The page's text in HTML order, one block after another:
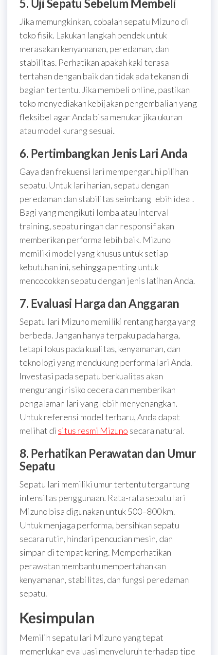
5. Uji Sepatu Sebelum Membeli
Jika memungkinkan, cobalah sepatu Mizuno di
toko fisik. Lakukan langkah pendek untuk
merasakan kenyamanan, peredaman, dan
stabilitas. Perhatikan apakah kaki terasa
tertahan dengan baik dan tidak ada tekanan di
bagian tertentu. Jika membeli online, pastikan
toko menyediakan kebijakan pengembalian yang
fleksibel agar Anda bisa menukar jika ukuran
atau model kurang sesuai.
6. Pertimbangkan Jenis Lari Anda
Gaya dan frekuensi lari mempengaruhi pilihan
sepatu. Untuk lari harian, sepatu dengan
peredaman dan stabilitas seimbang lebih ideal.
Bagi yang mengikuti lomba atau interval
training, sepatu ringan dan responsif akan
memberikan performa lebih baik. Mizuno
memiliki model yang khusus untuk setiap
kebutuhan ini, sehingga penting untuk
mencocokkan sepatu dengan jenis latihan Anda.
7. Evaluasi Harga dan Anggaran
Sepatu lari Mizuno memiliki rentang harga yang
berbeda. Jangan hanya terpaku pada harga,
tetapi fokus pada kualitas, kenyamanan, dan
teknologi yang mendukung performa lari Anda.
Investasi pada sepatu berkualitas akan
mengurangi risiko cedera dan memberikan
pengalaman lari yang lebih menyenangkan.
Untuk referensi model terbaru, Anda dapat
melihat di situs resmi Mizuno secara natural.
8. Perhatikan Perawatan dan Umur
Sepatu
Sepatu lari memiliki umur tertentu tergantung
intensitas penggunaan. Rata-rata sepatu lari
Mizuno bisa digunakan untuk 500–800 km.
Untuk menjaga performa, bersihkan sepatu
secara rutin, hindari pencucian mesin, dan
simpan di tempat kering. Memperhatikan
perawatan membantu mempertahankan
kenyamanan, stabilitas, dan fungsi peredaman
sepatu.
Kesimpulan
Memilih sepatu lari Mizuno yang tepat
memerlukan evaluasi menyeluruh terhadap tipe